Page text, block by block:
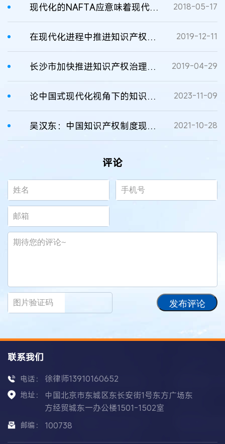
现代化的NAFTA应意味着现代化的知识产权保护 2018-05-17
在现代化进程中推进知识产权制度有效变革 2019-12-11
长沙市加快推进知识产权治理体系和治理能力现代化 2019-04-29
论中国式现代化视角下的知识产权立法导向 2023-11-09
吴汉东：中国知识产权制度现代化的目标安排和道路选择 2021-10-28
评论
发布评论
联系我们
电话： 徐律师13910160652
地址：
中国北京市东城区东长安街1号东方广场东
方经贸城东一办公楼1501-1502室
邮编： 100738